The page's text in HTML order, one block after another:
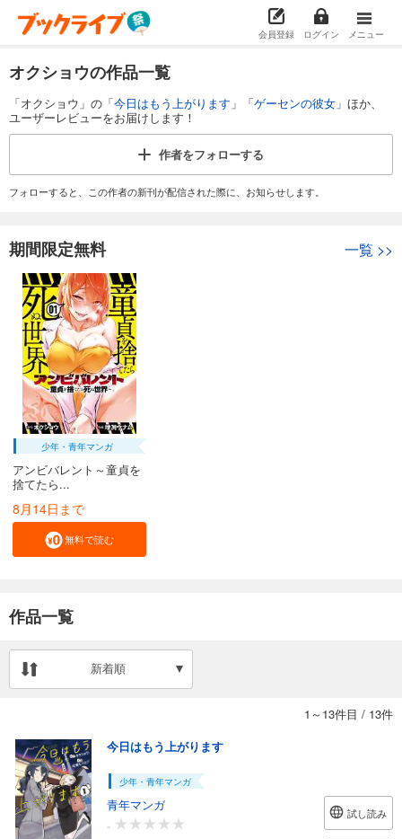
会員登録 ログイン メニュー
オクショウの作品一覧
「オクショウ」の「今日はもう上がります 」「ゲーセンの彼女 」ほか、
ユーザーレビューをお届けします！
作者をフォローする
フォローすると、この作者の新刊が配信された際に、お知らせします。
期間限定無料 一覧 >>
少年・青年マンガ
アンビバレント～童貞を
捨てたら...
8月14日まで
無料で読む
作品一覧
新着順
1～13件目 / 13件
今日はもう上がります
少年・青年マンガ
青年マンガ
-
試し読み